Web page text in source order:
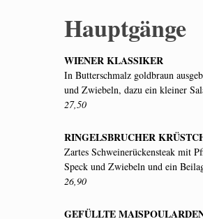
Hauptgänge
WIENER KLASSIKER
In Butterschmalz goldbraun
und Zwiebeln, dazu ein kleiner
27,50
RINGELSBRUCHER
Zartes Schweinerückensteak mit
Speck und Zwiebeln und ein
26,90
GEFÜLLTE